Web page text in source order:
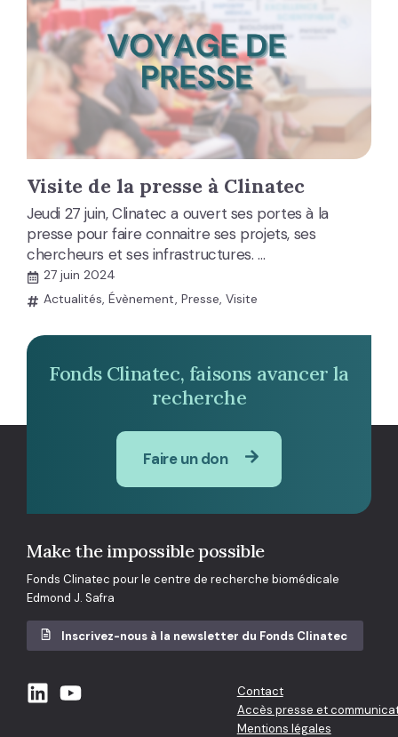
Visite de la presse à Clinatec
Jeudi 27 juin, Clinatec a ouvert ses portes à la
presse pour faire connaitre ses projets, ses
chercheurs et ses infrastructures. …
27 juin 2024
Actualités, Évènement, Presse, Visite
Fonds Clinatec, faisons avancer la
recherche
Faire un don
Make the impossible possible
Fonds Clinatec pour le centre de recherche biomédicale
Edmond J. Safra
Inscrivez-nous à la newsletter du Fonds Clinatec
Contact
Accès presse et
Mentions légales